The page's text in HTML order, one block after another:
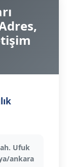
Ufuk
ankara